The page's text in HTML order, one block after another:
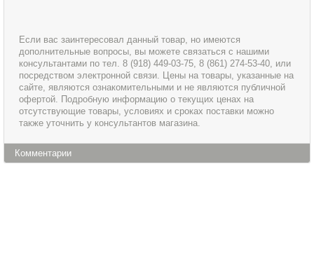
Если вас заинтересовал данный товар, но имеются
дополнительные вопросы, вы можете связаться с нашими
консультантами по тел. 8 (918) 449-03-75, 8 (861) 274-53-40, или
посредством электронной связи. Цены на товары, указанные на
сайте, являются ознакомительными и не являются публичной
офертой. Подробную информацию о текущих ценах на
отсутствующие товары, условиях и сроках поставки можно
также уточнить у консультантов магазина.
Комментарии